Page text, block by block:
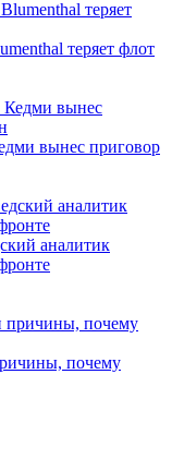
теряет флот
вынес приговор
аналитик
почему